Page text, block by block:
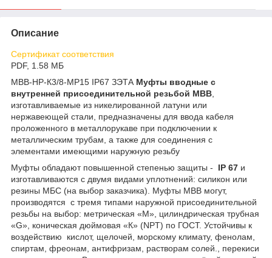
Описание
Сертификат соответствия
PDF, 1.58 МБ
МВВ-НР-К3/8-МР15 IP67 ЗЭТА Муфты вводные с
внутренней присоединительной резьбой МВВ
изготавливаемые из никелированной латуни или
нержавеющей стали, предназначены для ввода кабеля
проложенного в металлорукаве при подключении к
металлическим трубам, а также для соединения с
элементами имеющими наружную резьбу
Муфты обладают повышенной степенью защиты - IP 67 и
изготавливаются с двумя видами уплотнений: силикон или
резины МБС (на выбор заказчика). Муфты МВВ могут,
производятся с тремя типами наружной присоединительной
резьбы на выбор: метрическая «М», цилиндрическая трубная
«G», коническая дюймовая «К» (NPT) по ГОСТ. Устойчивы к
воздействию кислот, щелочей, морскому климату, фенолам,
спиртам, фреонам, антифризам, растворам солей., перекиси